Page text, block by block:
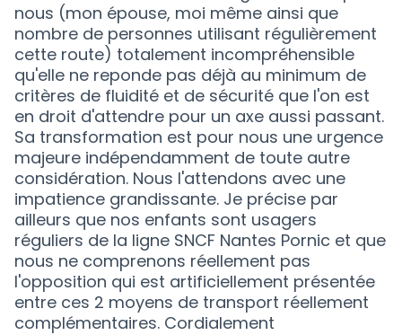
nous (mon épouse, moi même ainsi que
nombre de personnes utilisant régulièrement
cette route) totalement incompréhensible
qu'elle ne reponde pas déjà au minimum de
critères de fluidité et de sécurité que l'on est
en droit d'attendre pour un axe aussi passant.
Sa transformation est pour nous une urgence
majeure indépendamment de toute autre
considération. Nous l'attendons avec une
impatience grandissante. Je précise par
ailleurs que nos enfants sont usagers
réguliers de la ligne SNCF Nantes Pornic et que
nous ne comprenons réellement pas
l'opposition qui est artificiellement présentée
entre ces 2 moyens de transport réellement
complémentaires. Cordialement